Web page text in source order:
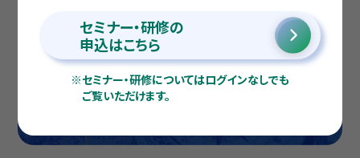
セミナー・研修の
申込はこちら
※セミナー・研修についてはログインなしでも
ご覧いただけます。